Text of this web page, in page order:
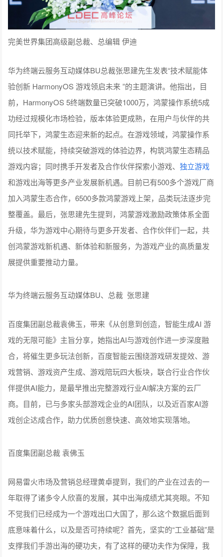
完美世界集团高级副总裁、总编辑 伊迪
华为终端云服务互动媒体BU总裁张思建先生发表“技术赋能体
前，HarmonyOS 5终端数量已突破1000万，鸿蒙操作系统5成
功经过规模化市场检验，版本体验更成熟，在用户与伙伴的共
同托举下，鸿蒙生态迎来新的起点。在游戏领域，鸿蒙操作系
统以技术赋能，持续突破游戏的体验边界，构筑鸿蒙生态精品
游戏内容；同时携手开发者及合作伙伴探索小游戏、独立游戏
和游戏出海等更多产业发展新机遇。目前已有500多个游戏厂商
加入鸿蒙生态合作，6500多款鸿蒙游戏上架，品类玩法逐步完
整覆盖。最后，张思建先生提到，鸿蒙游戏激励政策体系全面
升级，华为游戏中心期待与更多开发者、合作伙伴们一起，共
创鸿蒙游戏新机遇、新体验和新服务，为游戏产业的高质量发
展提供重要推动力量。
华为终端云服务互动媒体BU、总裁 张思建
戏营销、游戏资产生成、游戏陪玩四大板块，联合行业合作伙
伴提供AI能力，是最早推出完整游戏行业AI解决方案的云厂
商。目前，已与多家头部游戏企业的AI团队，以及近百家AI游
戏创企达成合作，助力优质创意快速、高效地实现落地。